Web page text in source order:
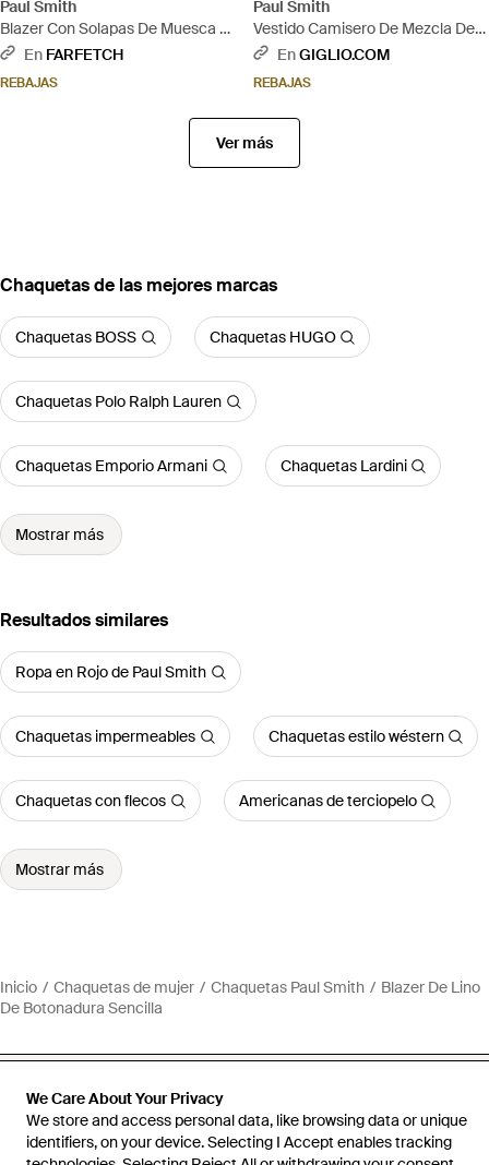
We Care About Your Privacy
We store and access personal data, like browsing data or unique
identifiers, on your device. Selecting I Accept enables tracking
Paul Smith
Blazer Con Solapas De Muesca -
Negro
En FARFETCH
REBAJAS
Paul Smith
Vestido Camisero De Mezcla De
Lino - Verde
EnGIGLIO.COM
REBAJAS
Ver más
Chaquetas de las mejores marcas
Chaquetas BOSS Chaquetas HUGO
Chaquetas Polo Ralph Lauren
Chaquetas Emporio Armani Chaquetas Lardini
Mostrar más
Resultados similares
Ropa en Rojo de Paul Smith
Chaquetas impermeables Chaquetas estilo wéstern
Chaquetas con flecos Americanas de terciopelo
Mostrar más
Inicio Chaquetas de mujer Chaquetas Paul Smith
Blazer De Lino
De Botonadura Sencilla
Ayuda e información